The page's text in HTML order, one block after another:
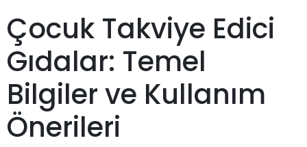
Çocuk Takviye Edici
Gıdalar: Temel
Bilgiler ve Kullanım
Önerileri